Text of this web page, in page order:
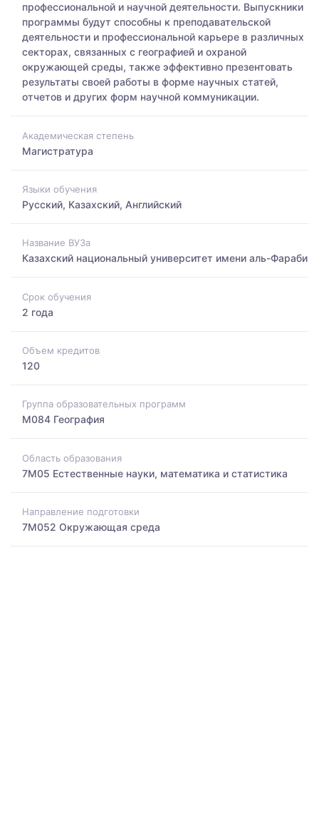
профессиональной и научной деятельности. Выпускники
программы будут способны к преподавательской
деятельности и профессиональной карьере в различных
секторах, связанных с географией и охраной
окружающей среды, также эффективно презентовать
результаты своей работы в форме научных статей,
отчетов и других форм научной коммуникации.
Академическая степень
Магистратура
Языки обучения
Русский, Казахский, Английский
Название ВУЗа
Казахский национальный университет имени аль-Фараби
Срок обучения
2 года
Объем кредитов
120
Группа образовательных программ
M084 География
Область образования
7M05 Естественные науки, математика и статистика
Направление подготовки
7M052 Окружающая среда